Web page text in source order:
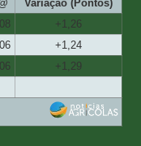
Variação (Pontos)
+1,26
+1,24
+1,29